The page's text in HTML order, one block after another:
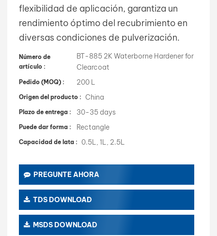
flexibilidad de aplicación, garantiza un
rendimiento óptimo del recubrimiento en
diversas condiciones de pulverización.
Número de
artículo :
BT-885 2K Waterborne Hardener for
Clearcoat
Pedido (MOQ) : 200 L
Origen del producto : China
Plazo de entrega : 30-35 days
Puede dar forma : Rectangle
Capacidad de lata : 0.5L, 1L, 2.5L
PREGUNTE AHORA
TDS DOWNLOAD
MSDS DOWNLOAD